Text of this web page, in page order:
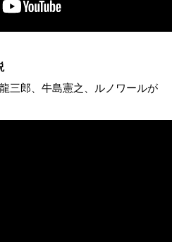
三郎、牛島憲之、ルノワールが